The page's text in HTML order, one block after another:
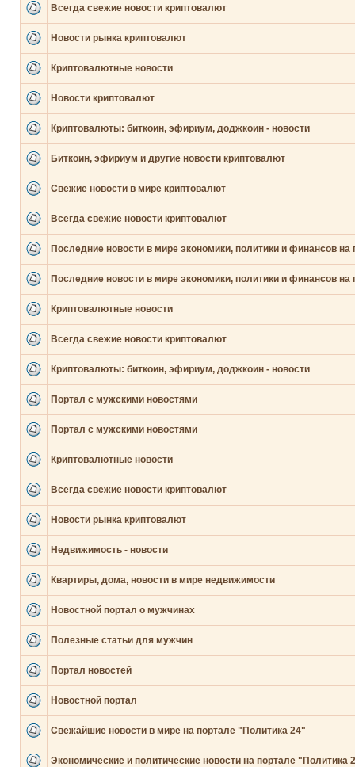
Всегда свежие новости криптовалют
Новости рынка криптовалют
Криптовалютные новости
Новости криптовалют
Криптовалюты: биткоин, эфириум, доджкоин - новости
Биткоин, эфириум и другие новости криптовалют
Свежие новости в мире криптовалют
Всегда свежие новости криптовалют
Последние новости в мире экономики, политики и финансов на
Последние новости в мире экономики, политики и финансов на
Криптовалютные новости
Всегда свежие новости криптовалют
Криптовалюты: биткоин, эфириум, доджкоин - новости
Портал с мужскими новостями
Портал с мужскими новостями
Криптовалютные новости
Всегда свежие новости криптовалют
Новости рынка криптовалют
Недвижимость - новости
Квартиры, дома, новости в мире недвижимости
Новостной портал о мужчинах
Полезные статьи для мужчин
Портал новостей
Новостной портал
Свежайшие новости в мире на портале "Политика 24"
Экономические и политические новости на портале "Политика